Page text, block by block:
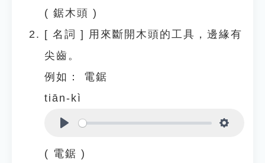
( 鋸木頭 )
[ 名詞 ] 用來斷開木頭的工具，邊緣有
尖齒。
例如：
電鋸
tiān-kì
( 電鋸 )